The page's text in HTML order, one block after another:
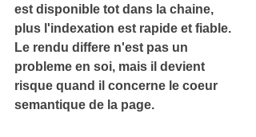
est disponible tot dans la chaine,
plus l'indexation est rapide et fiable.
Le rendu differe n'est pas un
probleme en soi, mais il devient
risque quand il concerne le coeur
semantique de la page.